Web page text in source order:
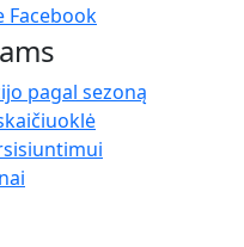
Facebook
pagal sezoną